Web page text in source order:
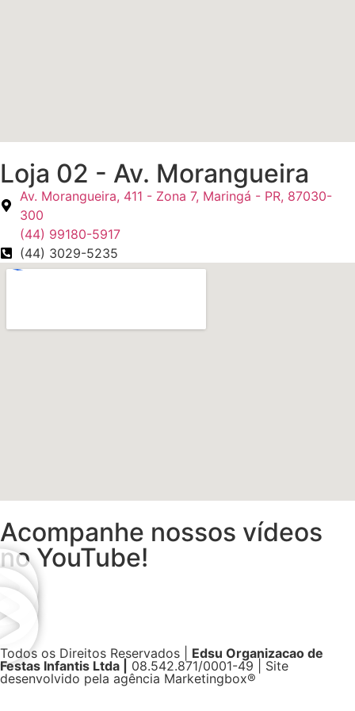
Loja 02 - Av. Morangueira
Av. Morangueira, 411 - Zona 7, Maringá - PR, 87030-
300
(44) 99180-5917
(44) 3029-5235
Acompanhe nossos vídeos
no YouTube!
Todos os Direitos Reservados | Edsu Organizacao de
Festas Infantis Ltda |
08.542.871/0001-49 | Site
desenvolvido pela agência Marketingbox®